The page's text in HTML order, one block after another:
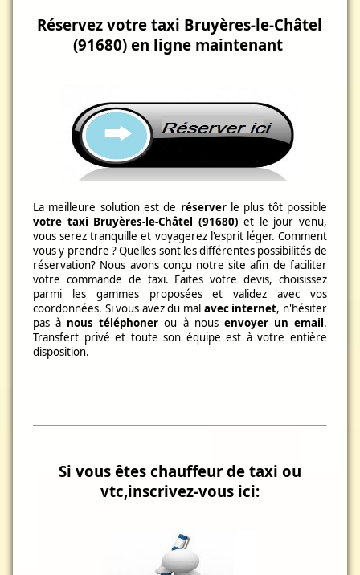
Réservez votre taxi Bruyères-le-Châtel
(91680) en ligne maintenant
La meilleure solution est de réserverle plus tôt possible
votre taxi Bruyères-le-Châtel (91680) et le jour venu,
vous serez tranquille et voyagerez l'esprit léger. Comment
vous y prendre ? Quelles sont les différentes possibilités de
réservation? Nous avons conçu notre site afin de faciliter
votre commande de taxi. Faites votre devis, choisissez
parmi les gammes proposées et validez avec vos
coordonnées. Si vous avez du mal avec internet, n'hésiter
pas à nous téléphoner ou à nous envoyer un email.
Transfert privé et toute son équipe est à votre entière
disposition.
Si vous êtes chauffeur de taxi ou
vtc,inscrivez-vous ici: